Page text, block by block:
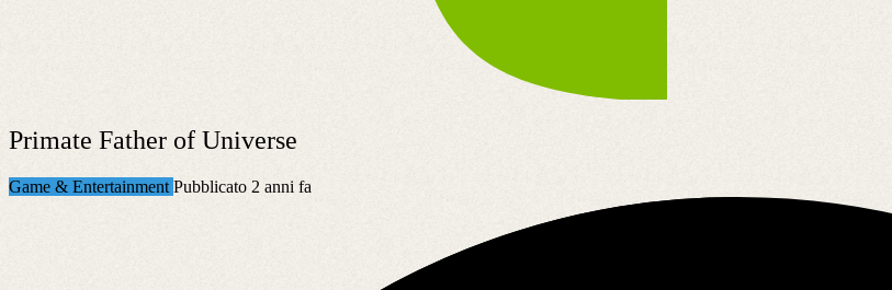
Primate Father of Universe
Game & Entertainment Pubblicato 2 anni fa